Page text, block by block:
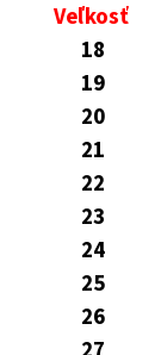
Veľkosť
18
19
20
21
22
23
24
25
26